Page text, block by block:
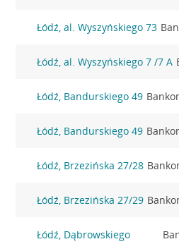
Łódź, al. Wyszyńskiego 73
Łódź, al. Wyszyńskiego 7 /7 A
Łódź, Bandurskiego 49
Łódź, Bandurskiego 49
Łódź, Brzezińska 27/28
Łódź, Brzezińska 27/29
Łódź, Dąbrowskiego